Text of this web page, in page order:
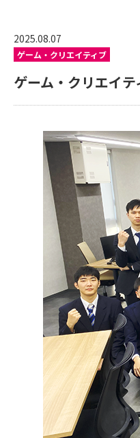
2025.08.07
ゲーム・クリエイティブ
ゲーム・クリエイ